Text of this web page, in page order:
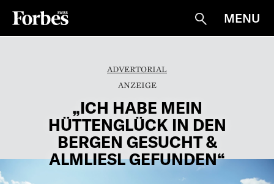
Suche
MENU
ADVERTORIAL
„ICH HABE MEIN
HÜTTENGLÜCK IN DEN
BERGEN GESUCHT &
ALMLIESL GEFUNDEN“